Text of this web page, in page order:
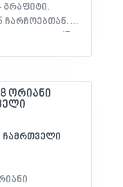
გრაფიტი.
ჩარჩოებთან.
- ფერი:
IP: 20 -
ჩამრთველი